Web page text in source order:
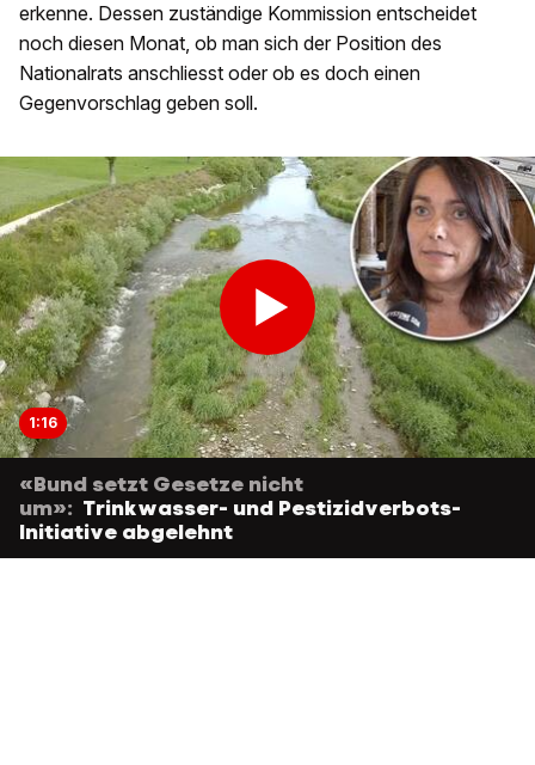
erkenne. Dessen zuständige Kommission entscheidet
noch diesen Monat, ob man sich der Position des
Nationalrats anschliesst oder ob es doch einen
Gegenvorschlag geben soll.
1:16
«Bund setzt Gesetze nicht
um»: Trinkwasser- und Pestizidverbots-
Initiative abgelehnt